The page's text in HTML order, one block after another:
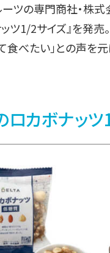
ーツの専門商社・株
ツ1/2サイズ』を発
食べたい」との声を
ロカボナッツ